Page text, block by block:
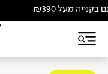
מעל ₪390